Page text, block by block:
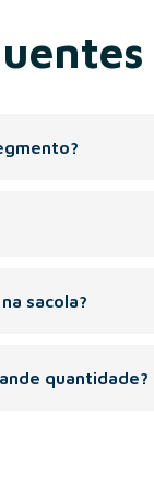
sacola?
quantidade?